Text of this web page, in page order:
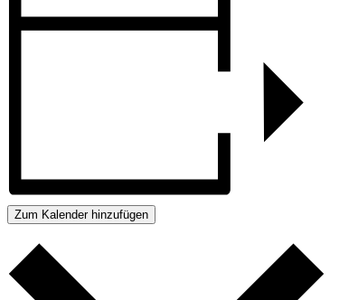
Zum Kalender hinzufügen